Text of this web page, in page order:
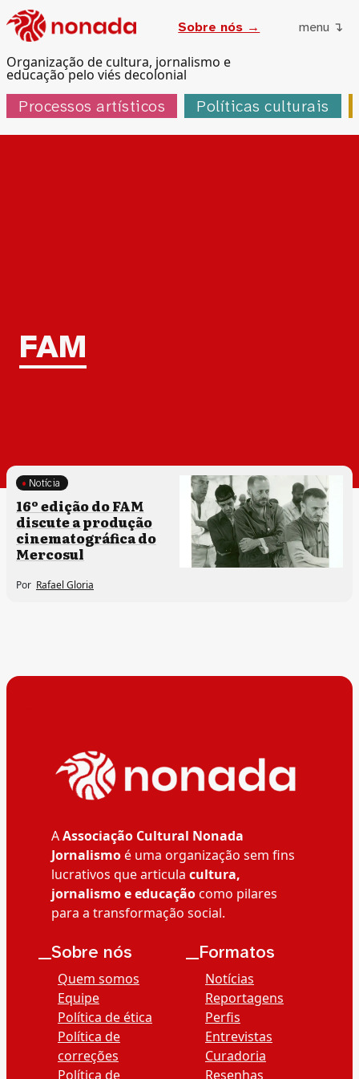
Organização de cultura, jornalismo e
educação pelo viés decolonial
Sobre nós → menu ↴
Processos artísticos Políticas culturais
Tag:
FAM
Notícia
16º edição do FAM
discute a produção
cinematográfica do
Mercosul
Por Rafael Gloria
AAssociação Cultural Nonada
Jornalismoé uma organização sem fins
lucrativos que articula cultura,
jornalismo e educaçãocomo pilares
para a transformação social.
__Sobre nós
Quem somos
Equipe
Política de ética
Política de
correções
Política de
__Formatos
Notícias
Reportagens
Perfis
Entrevistas
Curadoria
Resenhas